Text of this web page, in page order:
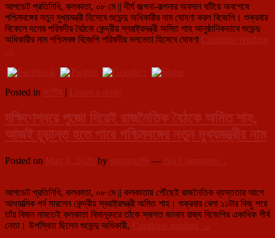
সূচনা
আপডেট প্রতিনিধি, কলকাতা, ০৮ মে || দীর্ঘ জল্পনা-কল্পনার অবসান ঘটিয়ে অবশেষে
পশ্চিমবঙ্গের নতুন মুখ্যমন্ত্রী হিসেবে শুভেন্দু অধিকারীর নাম ঘোষণা করল বিজেপি। শুক্রবার
বিকেলে দলের পরিষদীয় বৈঠকে কেন্দ্রীয় স্বরাষ্ট্রমন্ত্রী অমিত শাহ আনুষ্ঠানিকভাবে শুভেন্দু
অধিকারীর নাম পশ্চিমবঙ্গ বিজেপি পরিষদীয় দলনেতা হিসেবে ঘোষণা Continue reading
অমিত
ঘোষণায়
ছবি,
নতুন
মুখ্যমন্ত্রী
শুভেন্দু
শনিবার
→
Posted in জাতীয় | Leave a reply
দক্ষিণেশ্বরে পুজো দিয়েই রাজনৈতিক বৈঠকে অমিত শাহ,
আজই চূড়ান্ত হতে পারে পশ্চিমবঙ্গের নতুন মুখ্যমন্ত্রীর নাম
Posted on May 8, 2026 by santanu99 — No Comments ↓
আপডেট প্রতিনিধি, কলকাতা, ০৮ মে || কলকাতায় পৌঁছেই রাজনৈতিক ব্যস্ততার আগে
আধ্যাত্মিক পর্ব সারলেন কেন্দ্রীয় স্বরাষ্ট্রমন্ত্রী অমিত শাহ। শুক্রবার বেলা ১১টার কিছু পরে
তাঁর বিমান নামতেই কলকাতা বিমানবন্দরে তাঁকে স্বাগত জানান রাজ্য বিজেপির একাধিক শীর্ষ
নেতা। উপস্থিত ছিলেন শুভেন্দু অধিকারী, Continue reading দক্ষিণেশ্বরে
→